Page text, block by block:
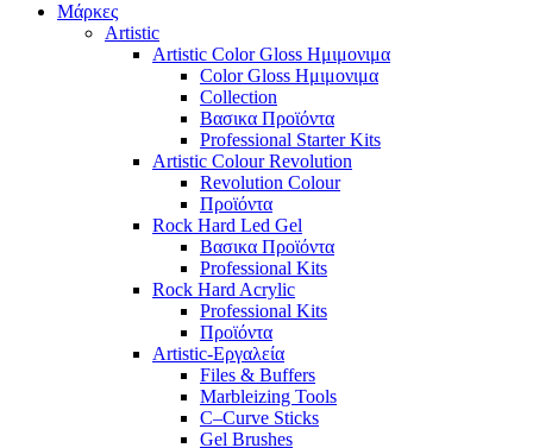
Μάρκες
Artistic
Artistic Color Gloss Ημιμονιμα
Color Gloss Ημιμονιμα
Collection
Βασικα Προϊόντα
Professional Starter Kits
Artistic Colour Revolution
Revolution Colour
Προϊόντα
Rock Hard Led Gel
Βασικα Προϊόντα
Professional Kits
Rock Hard Acrylic
Professional Kits
Προϊόντα
Artistic-Εργαλεία
Files & Buffers
Marbleizing Tools
C–Curve Sticks
Gel Brushes